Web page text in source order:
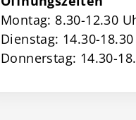
Montag: 8.30-12.30
Dienstag: 14.30-
Donnerstag: 14.30-